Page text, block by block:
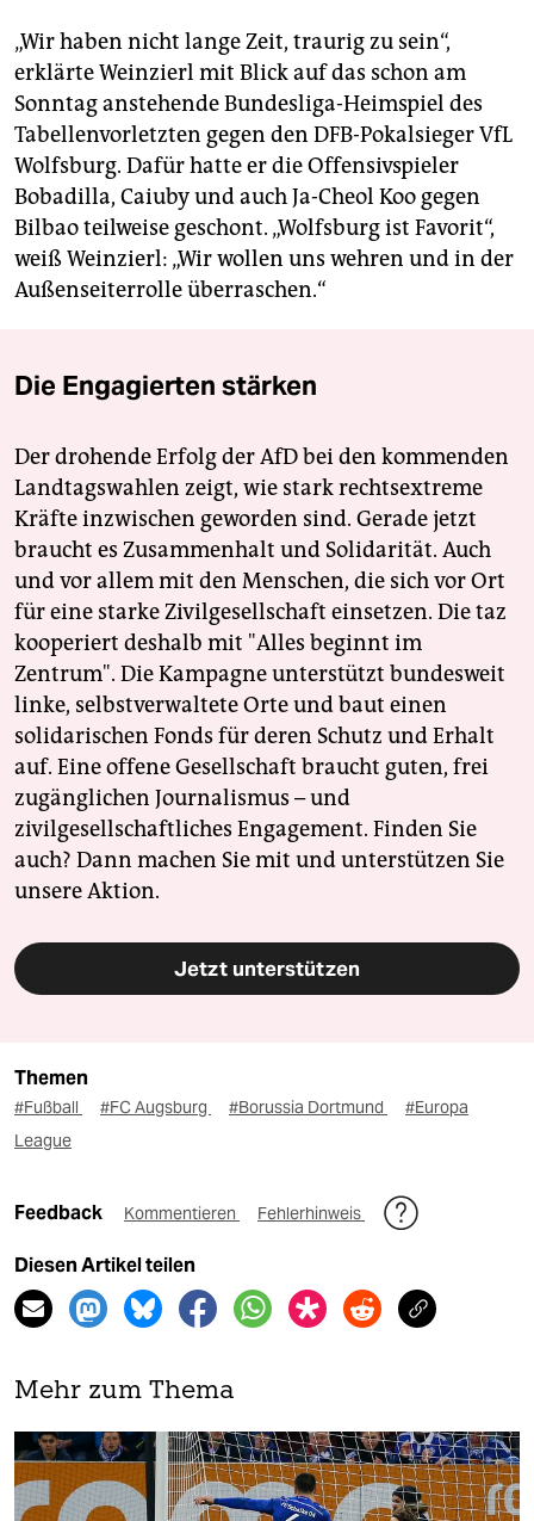
„Wir haben nicht lange Zeit, traurig zu sein“,
erklärte Weinzierl mit Blick auf das schon am
Sonntag anstehende Bundesliga-Heimspiel des
Tabellenvorletzten gegen den DFB-Pokalsieger VfL
Wolfsburg. Dafür hatte er die Offensivspieler
Bobadilla, Caiuby und auch Ja-Cheol Koo gegen
Bilbao teilweise geschont. „Wolfsburg ist Favorit“,
weiß Weinzierl: „Wir wollen uns wehren und in der
Außenseiterrolle überraschen.“
Die Engagierten stärken
Der drohende Erfolg der AfD bei den kommenden
Landtagswahlen zeigt, wie stark rechtsextreme
Kräfte inzwischen geworden sind. Gerade jetzt
braucht es Zusammenhalt und Solidarität. Auch
und vor allem mit den Menschen, die sich vor Ort
für eine starke Zivilgesellschaft einsetzen. Die taz
kooperiert deshalb mit "Alles beginnt im
Zentrum". Die Kampagne unterstützt bundesweit
linke, selbstverwaltete Orte und baut einen
solidarischen Fonds für deren Schutz und Erhalt
auf. Eine offene Gesellschaft braucht guten, frei
zugänglichen Journalismus – und
zivilgesellschaftliches Engagement. Finden Sie
auch? Dann machen Sie mit und unterstützen Sie
unsere Aktion.
Jetzt unterstützen
Themen
#Fußball #FC Augsburg #Borussia Dortmund
#Europa
League
Feedback Kommentieren Fehlerhinweis
Diesen Artikel teilen
Mehr zum Thema